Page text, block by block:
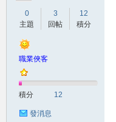
0
主題
3
回帖
12
積分
職業俠客
積分 12
發消息